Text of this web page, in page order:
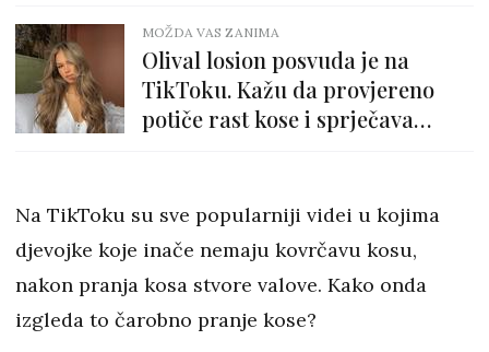
MOŽDA VAS ZANIMA
Olival losion posvuda je na
TikToku. Kažu da provjereno
potiče rast kose i sprječava
Na TikToku su sve popularniji videi u kojima
djevojke koje inače nemaju kovrčavu kosu,
nakon pranja kosa stvore valove. Kako onda
izgleda to čarobno pranje kose?